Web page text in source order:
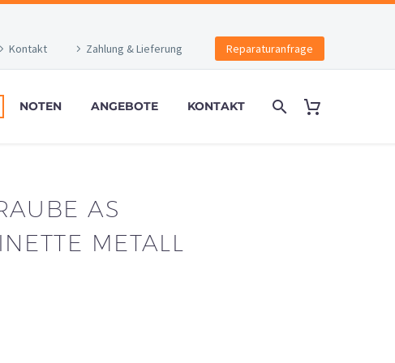
Kontakt Zahlung & Lieferung Reparaturanfrage
NOTEN ANGEBOTE KONTAKT
AS
METALL